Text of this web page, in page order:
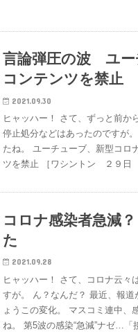
言論弾圧の波 ユー
コンテンツを禁止
2021.09.30
ヒャッハー！ さて、ずっと前か
停止処分などはあったのですが
たね。 ユーチューブ、新型コロ
ツを禁止 ［ワシントン ２９
コロナ感染者急減
た
2021.09.28
ヒャッハー！ さて、コロナ云々
すが。 ん？なんだ？ 最近、報
ょうこの変化。 マスコミ連中、
ね。 第5波の感染“急減”ナゼ…「